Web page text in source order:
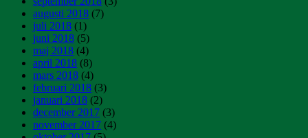
augusti 2018 (7)
juli 2018 (1)
juni 2018 (5)
maj 2018 (4)
april 2018 (8)
mars 2018 (4)
februari 2018 (3)
januari 2018 (2)
december 2017 (3)
november 2017 (4)